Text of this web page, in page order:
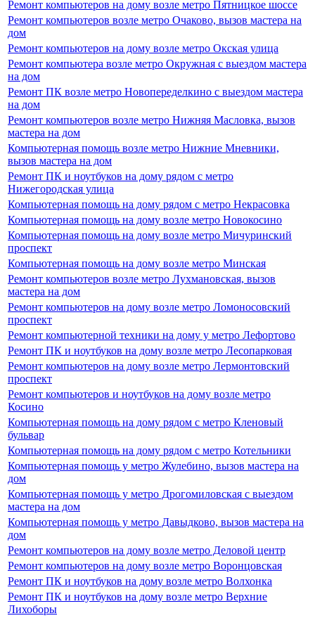
Ремонт компьютеров на дому возле метро Пятницкое шоссе
Ремонт компьютеров возле метро Очаково, вызов мастера на
дом
Ремонт компьютеров на дому возле метро Окская улица
Ремонт компьютера возле метро Окружная с выездом мастера
на дом
Ремонт ПК возле метро Новопеределкино с выездом мастера
на дом
Ремонт компьютеров возле метро Нижняя Масловка, вызов
мастера на дом
Компьютерная помощь возле метро Нижние Мневники,
вызов мастера на дом
Ремонт ПК и ноутбуков на дому рядом с метро
Нижегородская улица
Компьютерная помощь на дому рядом с метро Некрасовка
Компьютерная помощь на дому возле метро Новокосино
Компьютерная помощь на дому возле метро Мичуринский
проспект
Компьютерная помощь на дому возле метро Минская
Ремонт компьютеров возле метро Лухмановская, вызов
мастера на дом
Ремонт компьютеров на дому возле метро Ломоносовский
проспект
Ремонт компьютерной техники на дому у метро Лефортово
Ремонт ПК и ноутбуков на дому возле метро Лесопарковая
Ремонт компьютеров на дому возле метро Лермонтовский
проспект
Ремонт компьютеров и ноутбуков на дому возле метро
Косино
Компьютерная помощь на дому рядом с метро Кленовый
бульвар
Компьютерная помощь на дому рядом с метро Котельники
Компьютерная помощь у метро Жулебино, вызов мастера на
дом
Компьютерная помощь у метро Дрогомиловская с выездом
мастера на дом
Компьютерная помощь у метро Давыдково, вызов мастера на
дом
Ремонт компьютеров на дому возле метро Деловой центр
Ремонт компьютеров на дому возле метро Воронцовская
Ремонт ПК и ноутбуков на дому возле метро Волхонка
Ремонт ПК и ноутбуков на дому возле метро Верхние
Лихоборы